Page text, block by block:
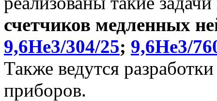
счетчиков медленных
9,6He3/304/25; 9,6He3/
Также ведутся
приборов.